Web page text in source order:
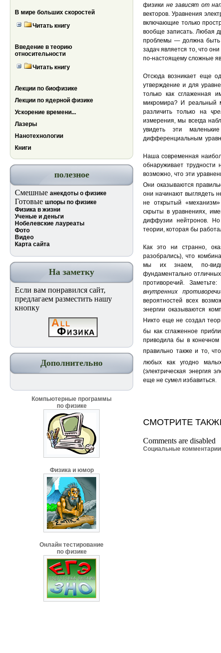
В мире больших скоростей
Читать книгу
Введение в теорию
относительности
Читать книгу
Лекции по биофизике
Лекции по ядерной физике
Ускорение времени...
Лазеры
Нанотехнологии
Книги
полезное
Смешные анекдоты о физике
Готовые шпоры по физике
Физика в жизни
Ученые и деньги
Нобелевские лауреаты
Фото
Видео
Карта сайта
На заметку
Если вам понравился сайт,
предлагаем разместить нашу
кнопку
Дополнительно
Компьютерные программы
по физике
Физика и юмор
Онлайн тестирование
по физике
физики не зависят от
векторов. Уравнения
включающие только
вообще записать. Любая
проблемы — должна быть
задач является то, что
по-настоящему сложные
Отсюда возникает еще
утверждение и для
только как сглаженная
микромира? И реальный
различить только на
измерения, мы всегда
увидеть эти
дифференциальным
Наша современная
обнаруживает
возможно, что эти
Они оказываются
они начинают выглядеть
не открытый
скрыты в уравнениях,
диффузии нейтронов.
теории, которая бы
Как это ни странно,
разобрались), что
мы их знаем, по-
фундаментально
противоречий.
внутренних
вероятностей всех
энергии оказываются
Никто еще не создал
бы как сглаженное
приводила бы в конечном
правильно также и то,
любых как угодно
(электрическая энергия
еще не сумел избавиться.
СМОТРИТЕ
Comments are disabled
Социальные